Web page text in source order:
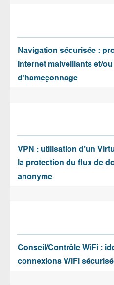
Navigation sécurisée :
Internet malveillants et/
d'hameçonnage
VPN : utilisation d’un
la protection du flux de
anonyme
Conseil/Contrôle WiFi :
connexions WiFi